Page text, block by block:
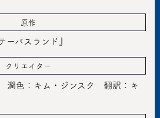
原作
ーバスランド』
クリエイター
潤色：キム・ジンスク 翻訳：キ